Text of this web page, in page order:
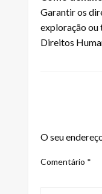
Garantir os
exploração ou
Direitos
O seu
Comentário *